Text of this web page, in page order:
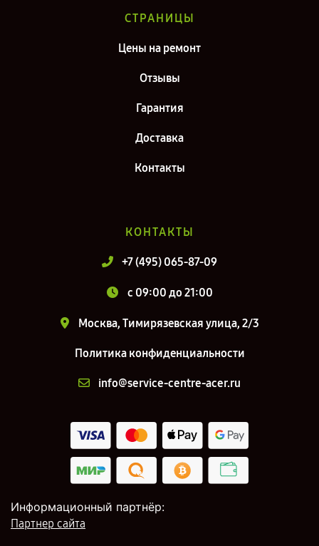
СТРАНИЦЫ
Цены на ремонт
Отзывы
Гарантия
Доставка
Контакты
КОНТАКТЫ
+7 (495) 065-87-09
c 09:00 до 21:00
Москва, Тимирязевская улица, 2/3
Политика конфиденциальности
info@service-centre-acer.ru
Информационный партнёр:
Партнер сайта